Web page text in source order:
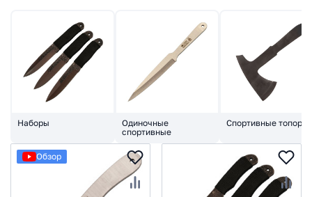
Наборы
Одиночные
спортивные
Спортивные топоры
Обзор